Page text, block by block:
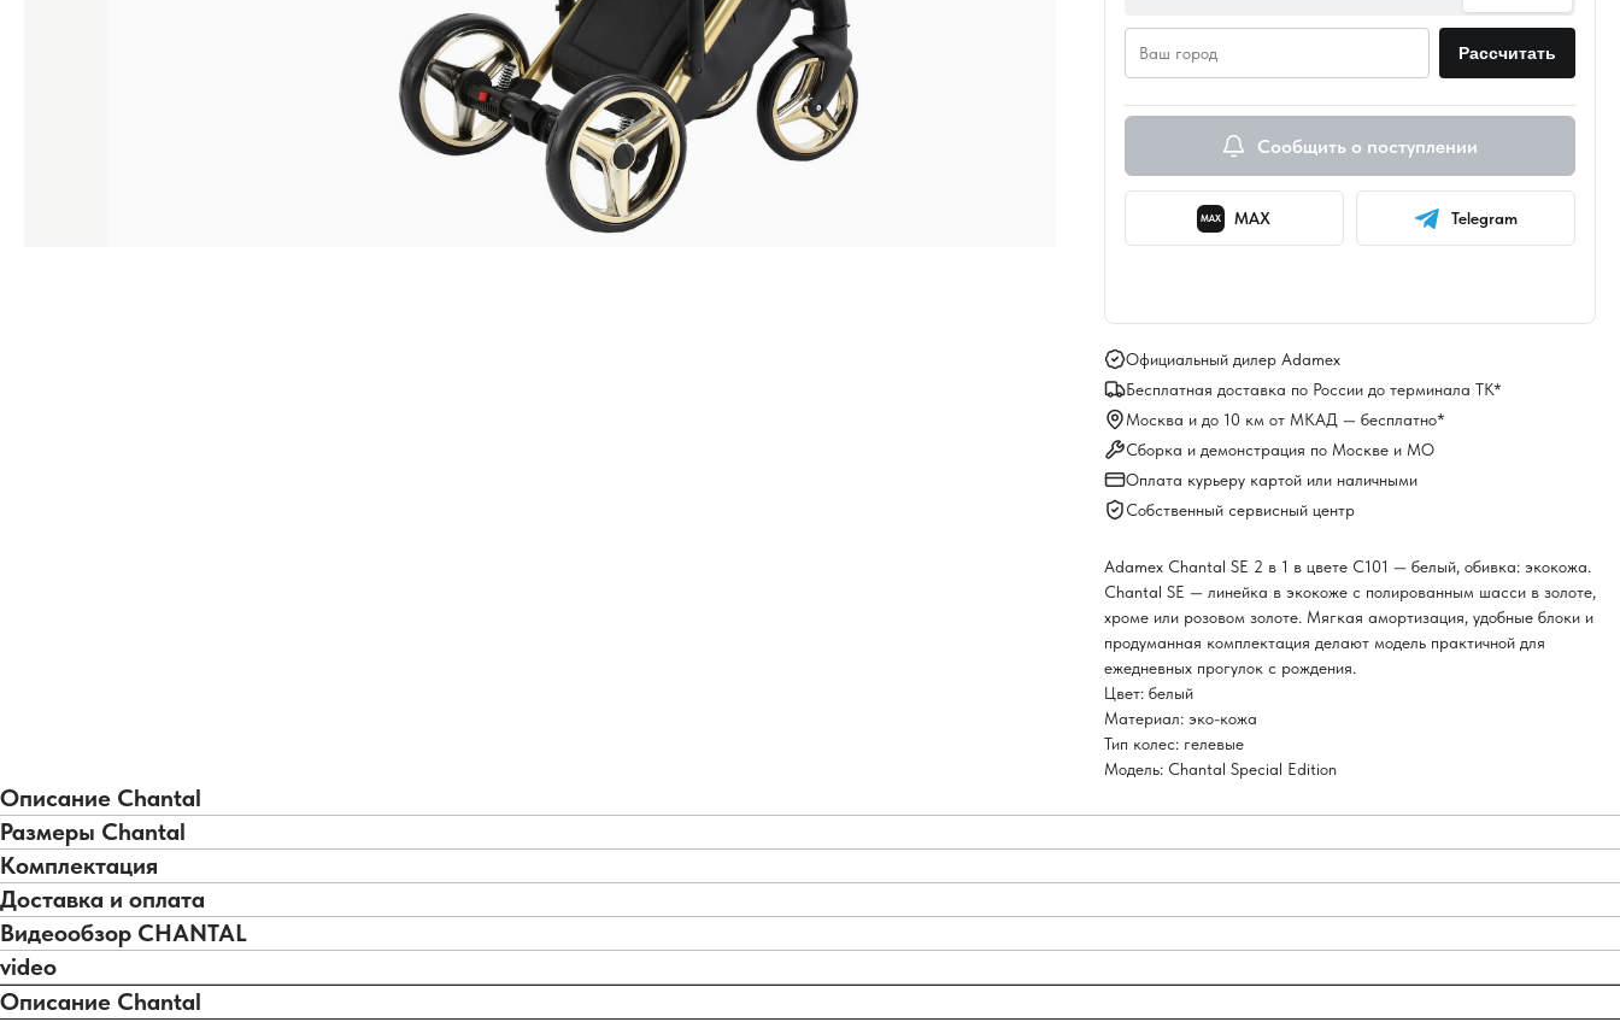
Рассчитать
Сообщить о поступлении
MAX MAX Telegram
Официальный дилер Adamex
Бесплатная доставка по России до терминала ТК*
Москва и до 10 км от МКАД — бесплатно*
Сборка и демонстрация по Москве и МО
Оплата курьеру картой или наличными
Собственный сервисный центр
Adamex Chantal SE 2 в 1 в цвете C101 — белый, обивка: экокожа.
Chantal SE — линейка в экокоже с полированным шасси в золоте,
хроме или розовом золоте. Мягкая амортизация, удобные блоки и
продуманная комплектация делают модель практичной для
ежедневных прогулок с рождения.
Цвет: белый
Материал: эко-кожа
Тип колес: гелевые
Модель: Chantal Special Edition
Описание Chantal
Размеры Chantal
Комплектация
Доставка и оплата
Видеообзор CHANTAL
video
Описание Chantal